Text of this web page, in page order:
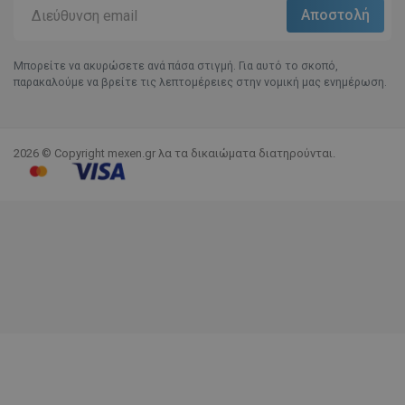
Μπορείτε να ακυρώσετε ανά πάσα στιγμή. Για αυτό το σκοπό,
παρακαλούμε να βρείτε τις λεπτομέρειες στην νομική μας ενημέρωση.
2026 © Copyright mexen.gr λα τα δικαιώματα διατηρούνται.